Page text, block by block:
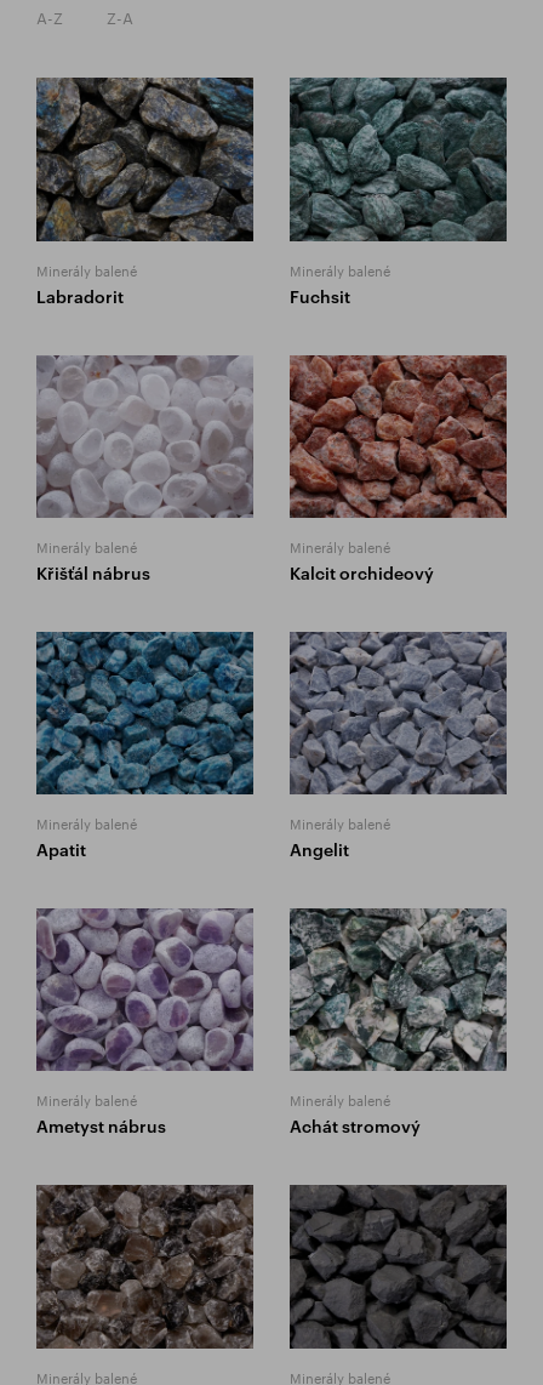
A-Z
Z-A
Minerály balené
Labradorit
Minerály balené
Fuchsit
Minerály balené
Křišťál nábrus
Minerály balené
Kalcit orchideový
Minerály balené
Apatit
Minerály balené
Angelit
Minerály balené
Ametyst nábrus
Minerály balené
Achát stromový
Minerály balené Minerály balené